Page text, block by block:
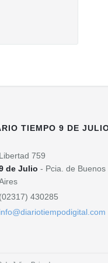
TIEMPO 9 DE
Libertad 759
de Julio - Pcia. de Buenos
(02317) 430285
info@diariotiempodigital.com